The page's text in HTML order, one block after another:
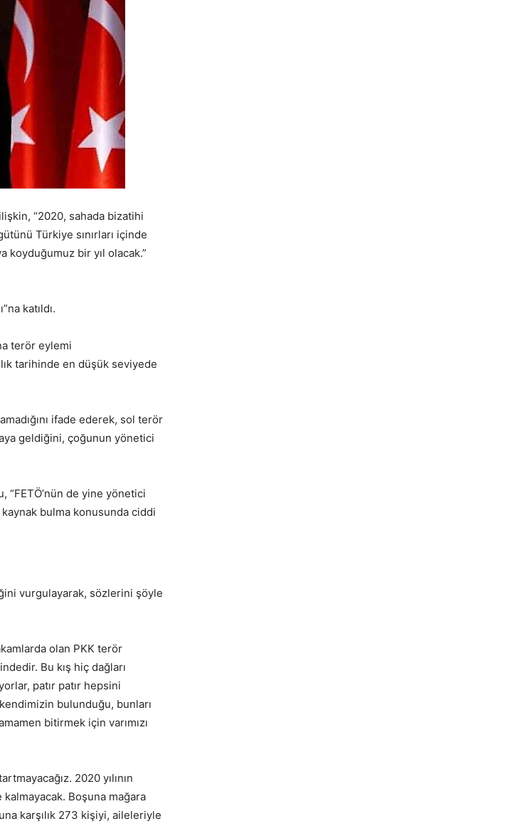
“2020, sahada bizatihi
Türkiye sınırları içinde
koyduğumuz bir yıl olacak.”
katıldı.
terör eylemi
tarihinde en düşük seviyede
ifade ederek, sol terör
geldiğini, çoğunun yönetici
“FETÖ’nün de yine yönetici
bulma konusunda ciddi
vurgulayarak, sözlerini şöyle
olan PKK terör
Bu kış hiç dağları
patır patır hepsini
bulunduğu, bunları
bitirmek için varımızı
2020 yılının
Boşuna mağara
karşılık 273 kişiyi, aileleriyle